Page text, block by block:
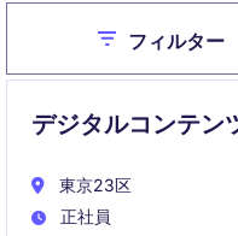
Closeフィルター
デジタルコンテ
東京23区
正社員